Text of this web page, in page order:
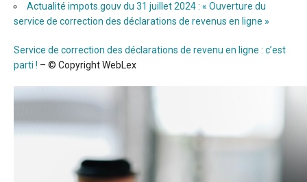
Actualité impots.gouv du 31 juillet 2024 : « Ouverture du
service de correction des déclarations de revenus en ligne »
Service de correction des déclarations de revenu en ligne : c’est
parti ! – © Copyright WebLex